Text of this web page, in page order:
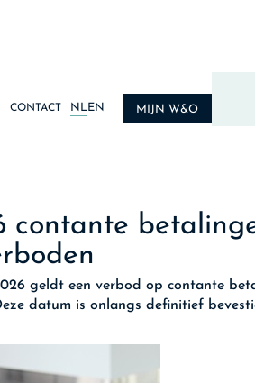
CONTACT NL EN MIJN W&O
contante
geldt een verbod op contante
datum is onlangs definitief